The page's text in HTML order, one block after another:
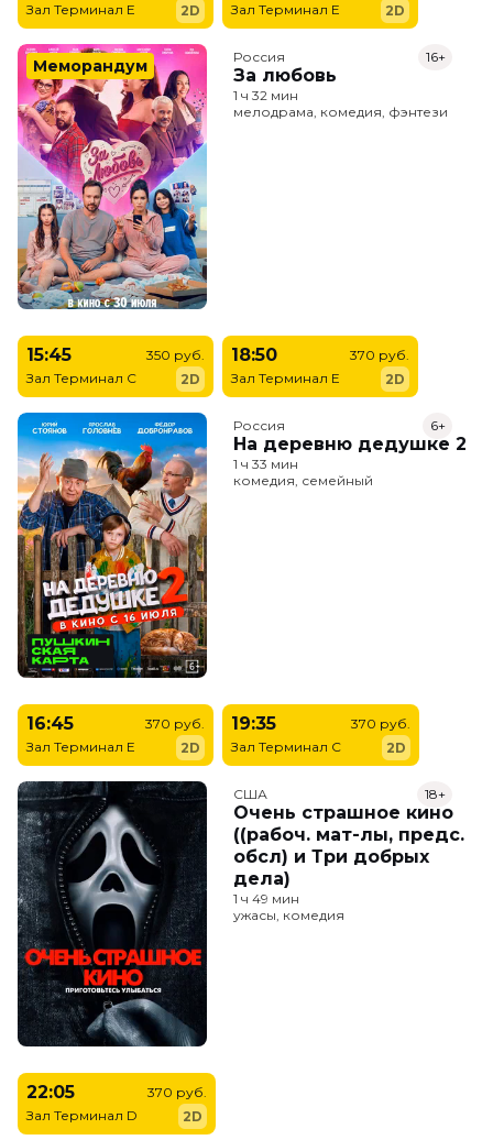
Зал Терминал E
2D
Зал Терминал E
2D
Меморандум Россия
За любовь
16+
1 ч 32 мин
мелодрама, комедия, фэнтези
15:45
Зал Терминал C
350 руб.
2D
18:50
Зал Терминал E
370 руб.
2D
Россия
На деревню дедушке 2
6+
1 ч 33 мин
комедия, семейный
16:45
Зал Терминал E
370 руб.
2D
19:35
Зал Терминал C
370 руб.
2D
США
Очень страшное кино
((рабоч. мат-лы, предс.
обсл) и Три добрых
дела)
18+
1 ч 49 мин
ужасы, комедия
22:05
Зал Терминал D
370 руб.
2D